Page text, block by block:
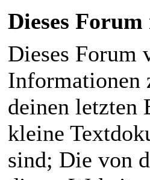
Dieses
Dieses Forum
Informationen
deinen letzten
kleine
sind; Die von